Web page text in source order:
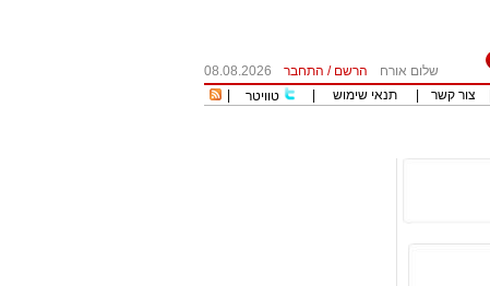
שלום אורח הרשם / התחבר
08.08.2026
צור קשר תנאי שימוש טוויטר